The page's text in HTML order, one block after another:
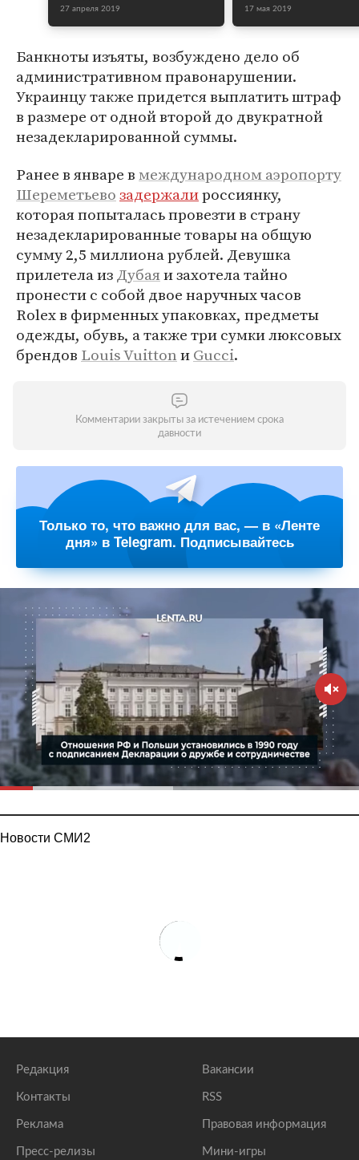
27 апреля 2019 17 мая 2019
Банкноты изъяты, возбуждено дело об
административном правонарушении.
Украинцу также придется выплатить штраф
в размере от одной второй до двукратной
незадекларированной суммы.
Ранее в январе вмеждународном аэропорту
Шереметьевозадержалироссиянку,
которая попыталась провезти в страну
незадекларированные товары на общую
сумму 2,5 миллиона рублей. Девушка
прилетела изДубаяи захотела тайно
пронести с собой двое наручных часов
Rolex в фирменных упаковках, предметы
одежды, обувь, а также три сумки люксовых
брендов Louis VuittonиGucci.
Комментарии закрыты за истечением срока
давности
Только то, что важно для вас, — в «Ленте
дня» в Telegram. Подписывайтесь
Новости СМИ2
Редакция
Контакты
Реклама
Пресс-релизы
Вакансии
RSS
Правовая информация
Мини-игры